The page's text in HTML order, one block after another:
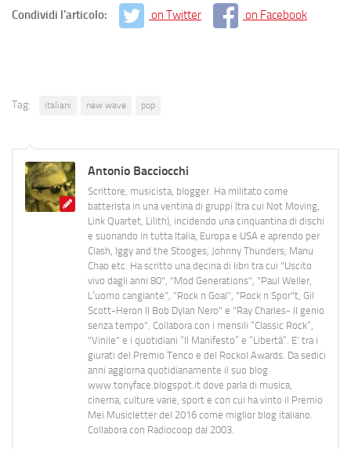
Condividi l'articolo: on Twitter on Facebook
Tag: italiani new wave pop
Antonio Bacciocchi
Scrittore, musicista, blogger. Ha militato come
batterista in una ventina di gruppi (tra cui Not Moving,
Link Quartet, Lilith), incidendo una cinquantina di dischi
e suonando in tutta Italia, Europa e USA e aprendo per
Clash, Iggy and the Stooges, Johnny Thunders, Manu
Chao etc. Ha scritto una decina di libri tra cui "Uscito
vivo dagli anni 80", "Mod Generations", "Paul Weller,
L’uomo cangiante", "Rock n Goal", "Rock n Spor"t, Gil
Scott-Heron Il Bob Dylan Nero" e "Ray Charles- Il genio
senza tempo". Collabora con i mensili “Classic Rock”,
"Vinile" e i quotidiani “Il Manifesto” e “Libertà”. E' tra i
giurati del Premio Tenco e del Rockol Awards. Da sedici
anni aggiorna quotidianamente il suo blog
www.tonyface.blogspot.it dove parla di musica,
cinema, culture varie, sport e con cui ha vinto il Premio
Mei Musicletter del 2016 come miglior blog italiano.
Collabora con Radiocoop dal 2003.